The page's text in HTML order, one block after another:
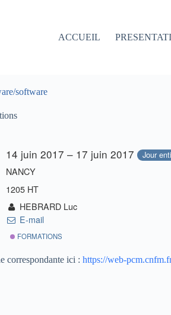
ACCUEIL
software
14 juin 2017 – 17 juin 2017 Jour
NANCY
1205 HT
HEBRARD Luc
E-mail
FORMATIONS
correspondante ici : https://web-